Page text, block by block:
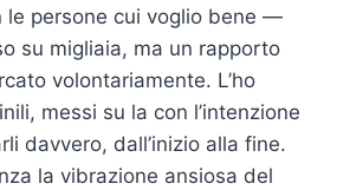
le persone cui voglio bene —
su migliaia, ma un rapporto
volontariamente. L’ho
messi su la con l’intenzione
davvero, dall’inizio alla fine.
la vibrazione ansiosa del